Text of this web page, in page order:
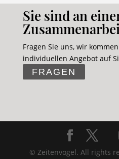
Sie sind an
Fragen Sie uns, wir
individuellen Angebot auf
FRAGEN
© Zeitenvogel. All rights